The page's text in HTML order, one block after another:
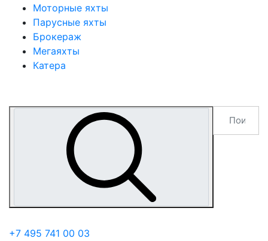
Моторные яхты
Парусные яхты
Брокераж
Мегаяхты
Катера
+7 495 741 00 03